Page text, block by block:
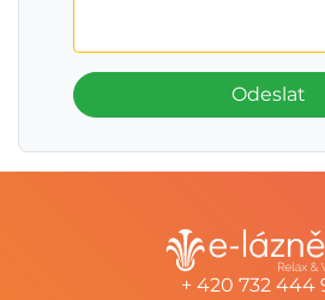
Odeslat
+ 420 732 444